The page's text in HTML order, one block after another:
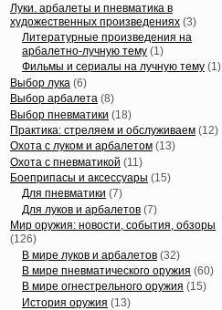
Луки. арбалеты и пневматика в
художественных произведениях (3)
Литературные произведения на
арбалетно-лучную тему (1)
Фильмы и сериалы на лучную тему (1)
Выбор лука (6)
Выбор арбалета (8)
Выбор пневматики (18)
Практика: стреляем и обслуживаем (12)
Охота с луком и арбалетом (13)
Охота с пневматикой (11)
Боеприпасы и аксессуары (15)
Для пневматики (7)
Для луков и арбалетов (7)
Мир оружия: новости, события, обзоры
(126)
В мире луков и арбалетов (32)
В мире пневматического оружия (60)
В мире огнестрельного оружия (15)
История оружия (13)